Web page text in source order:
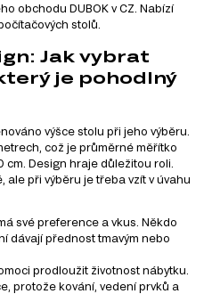
obchodu DUBOK v CZ. Nabízí
stolů.
Jak vybrat
je pohodlný
výšce stolu při jeho výběru.
což je průměrné měřítko
Design hraje důležitou roli.
ale při výběru je třeba vzít v úvahu
své preference a vkus. Někdo
dávají přednost tmavým nebo
prodloužit životnost nábytku.
protože kování, vedení prvků a